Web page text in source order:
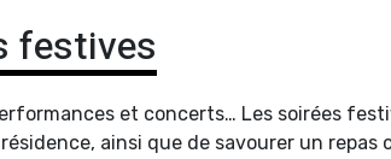
festives
et concerts… Les soirées
ainsi que de savourer un